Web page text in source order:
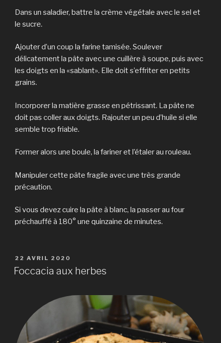
Dans un saladier, battre la crème végétale avec le sel et
le sucre.
Ajouter d’un coup la farine tamisée. Soulever
délicatement la pâte avec une cuillère à soupe, puis avec
les doigts en la «sablant». Elle doit s’effriter en petits
grains.
Incorporer la matière grasse en pétrissant. La pâte ne
doit pas coller aux doigts. Rajouter un peu d’huile si elle
semble trop friable.
Former alors une boule, la fariner et l’étaler au rouleau.
Manipuler cette pâte fragile avec une très grande
précaution.
Si vous devez cuire la pâte à blanc, la passer au four
préchauffé à 180° une quinzaine de minutes.
PUBLIÉ
LE
22 AVRIL 2020
Foccacia aux herbes